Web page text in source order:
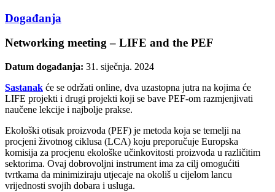
Događanja
Networking meeting – LIFE and the PEF
Datum događanja: 31. siječnja. 2024
Sastanak će se održati online, dva uzastopna jutra na kojima će
LIFE projekti i drugi projekti koji se bave PEF-om razmjenjivati ​​
naučene lekcije i najbolje prakse.
Ekološki otisak proizvoda (PEF) je metoda koja se temelji na
procjeni životnog ciklusa (LCA) koju preporučuje Europska
komisija za procjenu ekološke učinkovitosti proizvoda u različitim
sektorima. Ovaj dobrovoljni instrument ima za cilj omogućiti
tvrtkama da minimiziraju utjecaje na okoliš u cijelom lancu
vrijednosti svojih dobara i usluga.